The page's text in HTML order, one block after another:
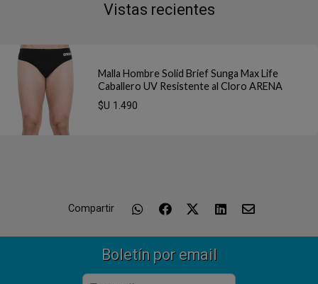
Vistas recientes
Malla Hombre Solid Brief Sunga Max Life
Caballero UV Resistente al Cloro ARENA
$U 1.490
Compartir
Boletín por email